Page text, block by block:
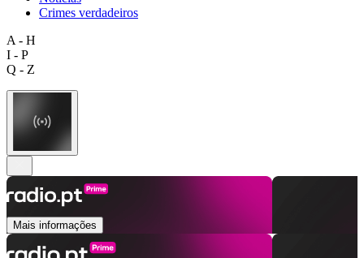
Crimes verdadeiros
A - H
I - P
Q - Z
Mais informações